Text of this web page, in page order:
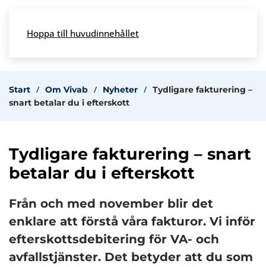
Skip to main content
Hoppa till huvudinnehållet
Start Om Vivab Nyheter
Tydligare fakturering –
snart betalar du i efterskott
Tydligare fakturering – snart
betalar du i efterskott
Från och med november blir det
enklare att förstå våra fakturor. Vi inför
efterskottsdebitering för VA- och
avfallstjänster. Det betyder att du som